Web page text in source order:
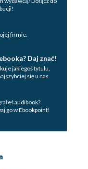
firmie.
Daj znać!
jakiegoś tytulu,
się u nas
audibook?
go w Ebookpoint!